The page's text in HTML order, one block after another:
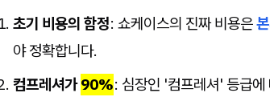
초기 비용의 함정: 쇼케이스의 진짜 비용은
야 정확합니다.
컴프레셔가90%: 심장인 '컴프레셔' 등급